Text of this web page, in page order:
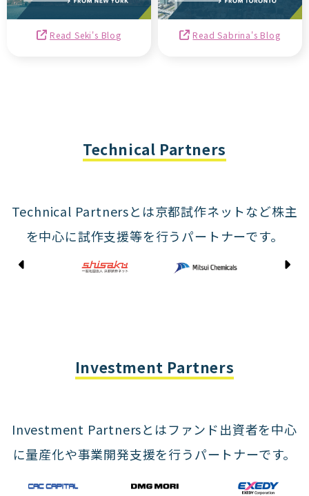
Read Seki's Blog Read Sabrina's Blog
Technical Partners
Technical Partnersとは京都試作ネットなど株主
を中心に試作支援等を行うパートナーです。
Investment Partners
Investment Partnersとはファンド出資者を中心
に量産化や事業開発支援を行うパートナーです。